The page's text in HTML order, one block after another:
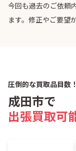
今回も過去のご依頼
ます。修正やご要望
圧倒的な買取品目数！
成田市で
出張買取可